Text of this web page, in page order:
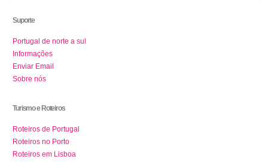
Suporte
Portugal de norte a sul
Informações
Enviar Email
Sobre nós
Turismo e Roteiros
Roteiros de Portugal
Roteiros no Porto
Roteiros em Lisboa